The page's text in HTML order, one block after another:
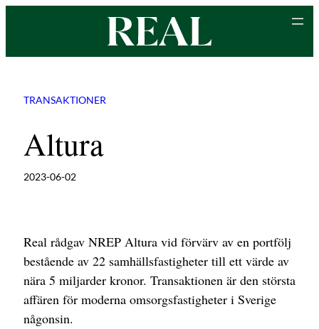
innehåll
TRANSAKTIONER
Altura
2023-06-02
Real rådgav NREP Altura vid förvärv av en portfölj
bestående av 22 samhällsfastigheter till ett värde av
nära 5 miljarder kronor. Transaktionen är den största
affären för moderna omsorgsfastigheter i Sverige
någonsin.